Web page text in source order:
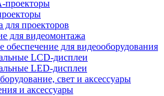
проекторы
для проекторов
для видеомонтажа
обеспечение для видеооборудования
LCD-дисплеи
LED-дисплеи
свет и аксессуары
и аксессуары